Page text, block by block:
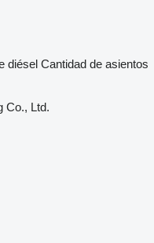
diésel Cantidad de asientos
Co., Ltd.